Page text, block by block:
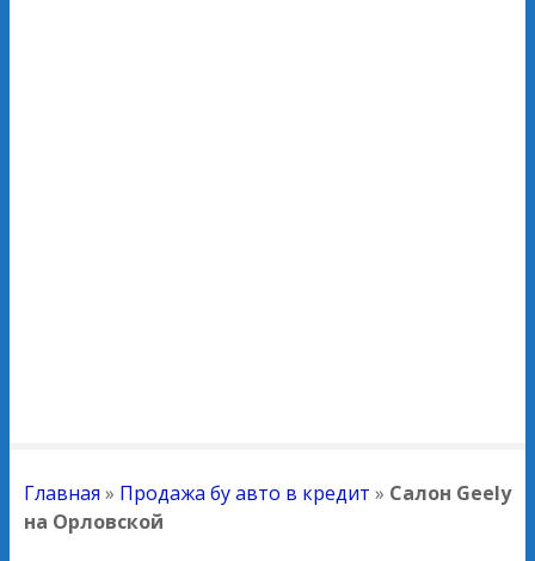
Главная » Продажа бу авто в кредит » Салон Geely
на Орловской